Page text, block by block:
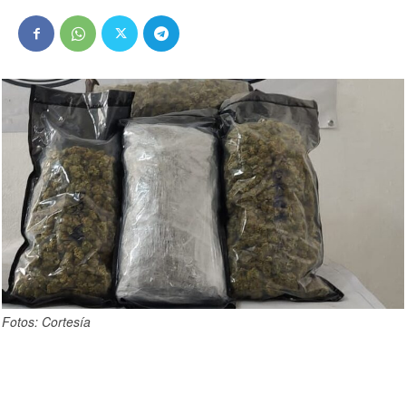
Fotos: Cortesía